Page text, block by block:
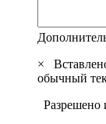
×
обычный
Разрешено